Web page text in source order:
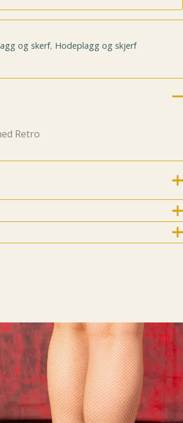
og skerf, Hodeplagg og skjerf
Retro
Emm K.-butikken født! Emm K. startet
Det startet med at jeg etter 17
mønster, mål og stoffer av Emm
Og rett til dere etter en prøving og
stund så mistet jeg dette samarbeidet
gå rundt økonomisk , med å
mye jobb bak et klesplagg
som jeg selv elsker og har
liten storby (i følge oss selv i allefall